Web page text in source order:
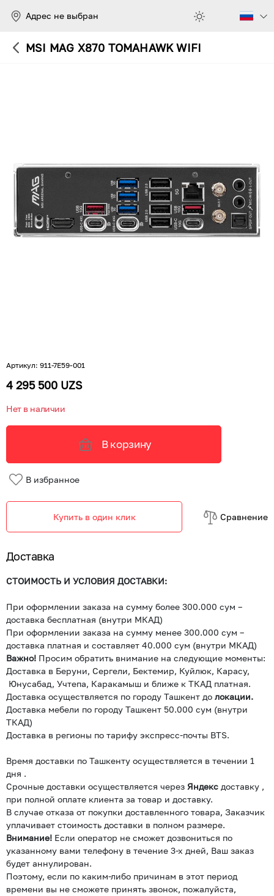
Адрес не выбран
MSI MAG X870 TOMAHAWK WIFI
Артикул: 911-7E59-001
4 295 500 UZS
Нет в наличии
В корзину
В избранное
Купить в один клик Cравнение
Доставка
СТОИМОСТЬ И УСЛОВИЯ ДОСТАВКИ:
При оформлении заказа на сумму более 300.000 сум –
доставка бесплатная (внутри МКАД)
При оформлении заказа на сумму менее 300.000 сум –
доставка платная и составляет 40.000 сум (внутри МКАД)
Важно! Просим обратить внимание на следующие моменты:
Доставка в Беруни, Сергели, Бектемир, Куйлюк, Карасу,
Юнусабад, Учтепа, Каракамыш и ближе к ТКАД платная.
Доставка осуществляется по городу Ташкент до локации.
Доставка мебели по городу Ташкент 50.000 сум (внутри
ТКАД)
Доставка в регионы по тарифу экспресс-почты BTS.
Время доставки по Ташкенту осуществляется в течении 1
дня .
Срочные доставки осуществляется через Яндекс доставку ,
при полной оплате клиента за товар и доставку.
В случае отказа от покупки доставленного товара, Заказчик
уплачивает стоимость доставки в полном размере.
Внимание! Если оператор не сможет дозвониться по
указанному вами телефону в течение 3-х дней, Ваш заказ
будет аннулирован.
Поэтому, если по каким-либо причинам в этот период
времени вы не сможете принять звонок, пожалуйста,